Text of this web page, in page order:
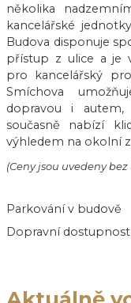
několika
kancelářské
Budova disponuje
přístup z ulice a je
pro kancelářský
Smíchova
dopravou i
současně nabízí
výhledem na okolní
(Ceny jsou uvedeny bez
Parkování v budově
Dopravní dostupnost